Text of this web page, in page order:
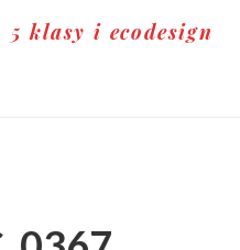
5 klasy i ecodesign